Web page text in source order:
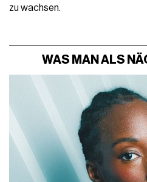
zu wachsen.
WAS MAN ALS